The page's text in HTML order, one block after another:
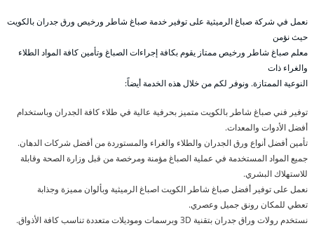
نعمل في شركة صباغ الرميثية على توفير خدمة صباغ شاطر ورخيص ورق جدران بالكويت
حيث نؤمن
معلم صباغ شاطر ورخيص ممتاز يقوم بكافة إجراءات الصباغ وتأمين كافة المواد الطلاء
والغراء ذات
النوعية الممتازة. ونوفر لكم من خلال هذه الخدمة أيضاً:
توفير فني صباغ شاطر بالكويت متميز بحرفية عالية في طلاء كافة الجدران وباستخدام
أفضل الأدوات والمعدات.
تأمين أفضل أنواع ورق الجدران والطلاء والغراء والمستوردة من أفضل شركات الدهان.
جميع المواد المستخدمة في عملية الصباغ مؤمنة ومرخصة من قبل وزارة الصحة وقابلة
للاستهلاك البشري.
نعمل على توفير أفضل صباغ شاطر الكويت اصباغ الرميثية وبألوان مميزة وجذابة
تعطي للمكان رونق جميل وعصري.
نستخدم رولات وراق جدران بتقنية 3D وبرسمات وموديلات متعددة تناسب كافة الأذواق.